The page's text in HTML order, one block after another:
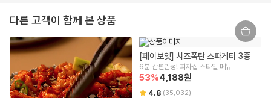
다른 고객이 함께 본 상품
[페이보잇] 치즈폭탄 스파게티 3종
6분 간편완성! 피자집 스타일 메뉴
53%4,188원
4.8 (35,032)